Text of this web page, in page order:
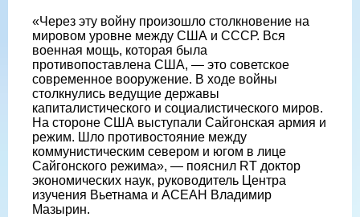
«Через эту войну произошло столкновение на
мировом уровне между США и СССР. Вся
военная мощь, которая была
противопоставлена США, — это советское
современное вооружение. В ходе войны
столкнулись ведущие державы
капиталистического и социалистического миров.
На стороне США выступали Сайгонская армия и
режим. Шло противостояние между
коммунистическим севером и югом в лице
Сайгонского режима», — пояснил RT доктор
экономических наук, руководитель Центра
изучения Вьетнама и АСЕАН Владимир
Мазырин.